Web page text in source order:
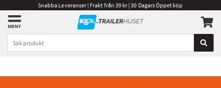
Snabba Leveranser | Frakt från 39 kr | 30 Dagars Öppet köp